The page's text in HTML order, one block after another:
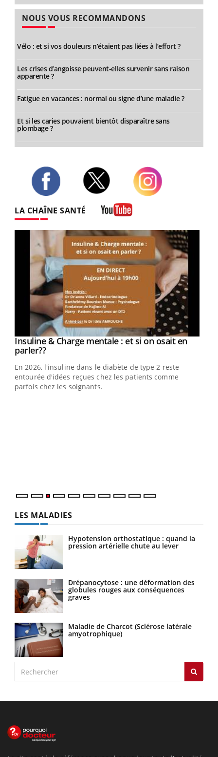
NOUS VOUS RECOMMANDONS
Vélo : et si vos douleurs n’étaient pas liées à l’effort ?
Les crises d’angoisse peuvent-elles survenir sans raison
apparente ?
Fatigue en vacances : normal ou signe d’une maladie ?
Et si les caries pouvaient bientôt disparaître sans
plombage ?
LA CHAÎNE SANTÉ
Youtube
Insuline & Charge mentale : et si on osait en
parler??Youtube
En 2026, l'insuline dans le diabète de type 2 reste
entourée d'idées reçues chez les patients comme
parfois chez les soignants.
LES MALADIES
Hypotension orthostatique : quand la
pression artérielle chute au lever
Drépanocytose : une déformation des
globules rouges aux conséquences
graves
Maladie de Charcot (Sclérose latérale
amyotrophique)